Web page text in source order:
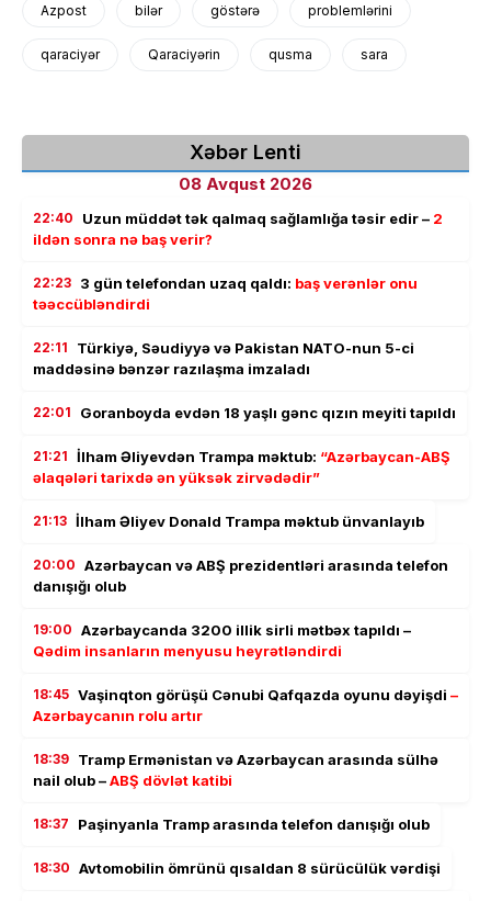
Azpost bilər göstərə problemlərini
qaraciyər Qaraciyərin qusma sara
Xəbər Lenti
08 Avqust 2026
22:40 Uzun müddət tək qalmaq sağlamlığa təsir edir – 2
ildən sonra nə baş verir?
22:23 3 gün telefondan uzaq qaldı: baş verənlər onu
təəccübləndirdi
22:11
Türkiyə, Səudiyyə və Pakistan NATO-nun 5-ci
maddəsinə bənzər razılaşma imzaladı
22:01 Goranboyda evdən 18 yaşlı gənc qızın meyiti tapıldı
21:21 İlham Əliyevdən Trampa məktub: “Azərbaycan-ABŞ
əlaqələri tarixdə ən yüksək zirvədədir”
21:13 İlham Əliyev Donald Trampa məktub ünvanlayıb
20:00 Azərbaycan və ABŞ prezidentləri arasında telefon
danışığı olub
19:00 Azərbaycanda 3200 illik sirli mətbəx tapıldı –
Qədim insanların menyusu heyrətləndirdi
18:45 Vaşinqton görüşü Cənubi Qafqazda oyunu dəyişdi –
Azərbaycanın rolu artır
18:39 Tramp Ermənistan və Azərbaycan arasında sülhə
nail olub –ABŞ dövlət katibi
18:37 Paşinyanla Tramp arasında telefon danışığı olub
18:30 Avtomobilin ömrünü qısaldan 8 sürücülük vərdişi